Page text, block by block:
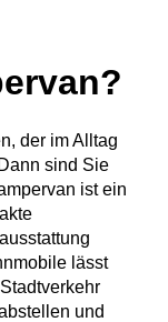
der im Alltag
sind Sie
ist ein
lässt
und